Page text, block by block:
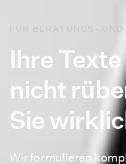
FÜR BERATUNGS-
Ihre
nicht
Sie
Wir formulieren